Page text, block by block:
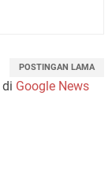
POSTINGAN LAMA
Google News